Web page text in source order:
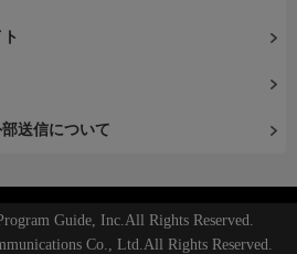
送信について
Guide, Inc.All Rights Reserved.
Co., Ltd.All Rights Reserved.